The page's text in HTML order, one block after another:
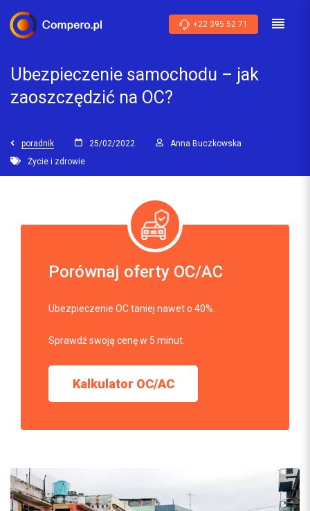
+22 395 52 71
Ubezpieczenie samochodu – jak
zaoszczędzić na OC?
poradnik 25/02/2022
Anna Buczkowska
Życie i zdrowie
Porównaj oferty OC/AC
Ubezpieczenie OC taniej nawet o 40%.
Sprawdź swoją cenę w 5 minut.
Kalkulator OC/AC